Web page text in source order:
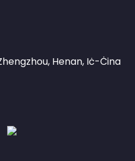
Henan, Iċ-Ċina